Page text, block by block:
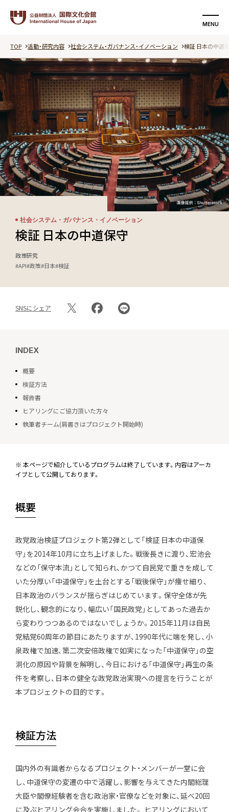
MENU
検索する 支援する
国際文化会館について
活動・研究内容
イベント
記事
動画
特集ページ
エキスパート
お知らせ
お問い合わせ
アクセス
会員制度
メルマガ登録
TOP 活動・研究内容 社会システム・ガバナンス・イノベーション 検証 日本の中道
社会システム・ガバナンス・イノベーション
検証 日本の中道保守
政策研究
#API#政策#日本#検証
SNSにシェア
INDEX
概要
検証方法
報告書
ヒアリングにご協力頂いた方々
執筆者チーム(肩書きはプロジェクト開始時)
※ 本ページで紹介しているプログラムは終了しています。内容はアーカ
イブとして公開しております。
概要
政党政治検証プロジェクト第2弾として「検証 日本の中道保
守」を2014年10月に立ち上げました。戦後長きに渡り、宏池会
などの「保守本流」として知られ、かつて自民党で重きを成して
いた分厚い「中道保守」を土台とする「戦後保守」が痩せ細り、
日本政治のバランスが揺らぎはじめています。保守全体が先
鋭化し、観念的になり、幅広い「国民政党」としてあった過去か
ら変わりつつあるのではないでしょうか。2015年11月は自民
党結党60周年の節目にあたりますが、1990年代に端を発し、小
泉政権で加速、第二次安倍政権で如実になった「中道保守」の空
洞化の原因や背景を解明し、今日における「中道保守」再生の条
件を考察し、日本の健全な政党政治実現への提言を行うことが
本プロジェクトの目的です。
検証方法
国内外の有識者からなるプロジェクト・メンバーが一堂に会
し、中道保守の変遷の中で活躍し、影響を与えてきた内閣総理
大臣や閣僚経験者を含む政治家・官僚などを対象に、延べ20回
に及ぶヒアリング会合を実施しました。 ヒアリングにおいて